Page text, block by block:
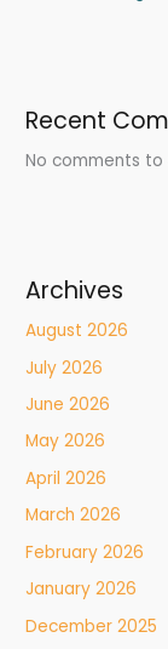
Recent
No comments to
Archives
August 2026
July 2026
June 2026
May 2026
April 2026
March 2026
February 2026
January 2026
December 2025